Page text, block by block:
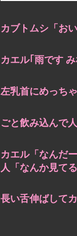
カブトムシ「お
カエル｢雨です
左乳首にめっち
ごと飲み込んで
カエル「なんだ
人「なんか見て
長い舌伸ばして